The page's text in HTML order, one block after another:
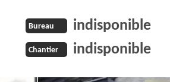
Bureau indisponible
Chantier indisponible